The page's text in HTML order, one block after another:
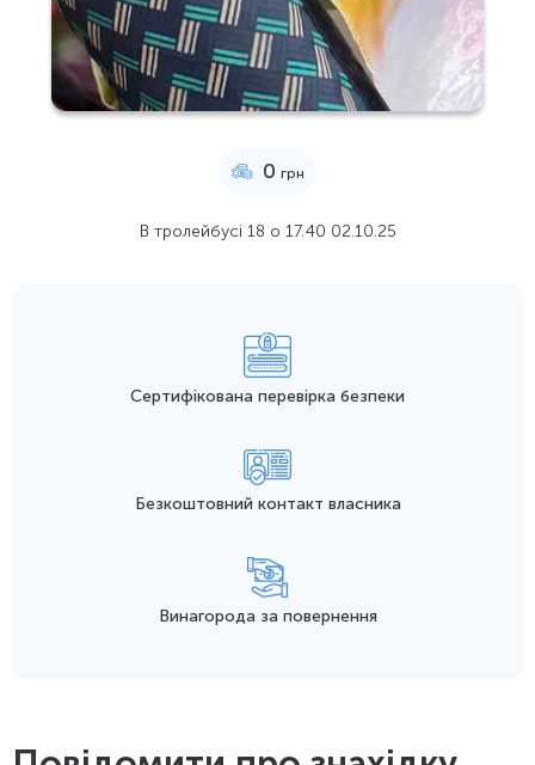
0 грн
В тролейбусі 18 о 17.40 02.10.25
Сертифікована перевірка безпеки
Безкоштовний контакт власника
Винагорода за повернення